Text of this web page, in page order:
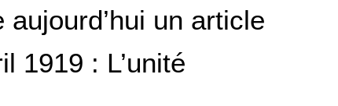
aujourd’hui un article
1919 : L’unité